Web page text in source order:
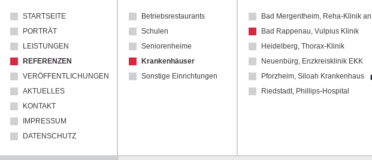
STARTSEITE
PORTRÄT
LEISTUNGEN
REFERENZEN
VERÖFFENTLICHUNGEN
AKTUELLES
KONTAKT
IMPRESSUM
DATENSCHUTZ
Betriebsrestaurants
Schulen
Seniorenheime
Krankenhäuser
Sonstige Einrichtungen
Bad Mergentheim, Reha-Klinik
Bad Rappenau, Vulpius Klinik
Heidelberg, Thorax-Klinik
Neuenbürg, Enzkreisklinik EKK
Pforzheim, Siloah Krankenhaus
Riedstadt, Phillips-Hospital